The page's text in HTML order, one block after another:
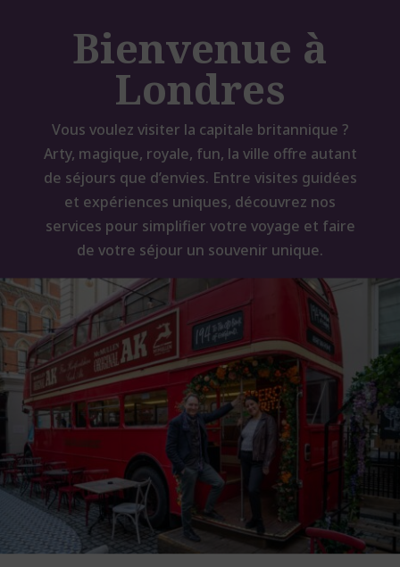
Bienvenue à
Londres
Vous voulez visiter la capitale britannique ?
Arty, magique, royale, fun, la ville offre autant
de séjours que d’envies. Entre visites guidées
et expériences uniques, découvrez nos
services pour simplifier votre voyage et faire
de votre séjour un souvenir unique.